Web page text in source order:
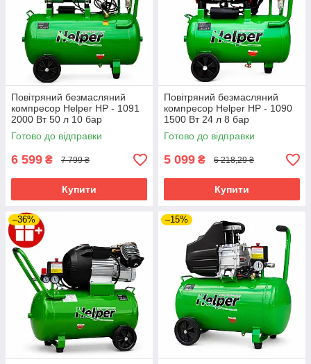
Повітряний безмасляний
компресор Helper HP - 1091
2000 Вт 50 л 10 бар
компресор безмасляний для
фарбопульта та
Готово до відправки
6 599 ₴ 7 799 ₴
Купити
Повітряний безмасляний
компресор Helper HP - 1090
1500 Вт 24 л 8 бар
безмасляний компресор з
низьким рівнем шуму
Готово до відправки
5 099 ₴ 6 218,29 ₴
Купити
–36% –15%